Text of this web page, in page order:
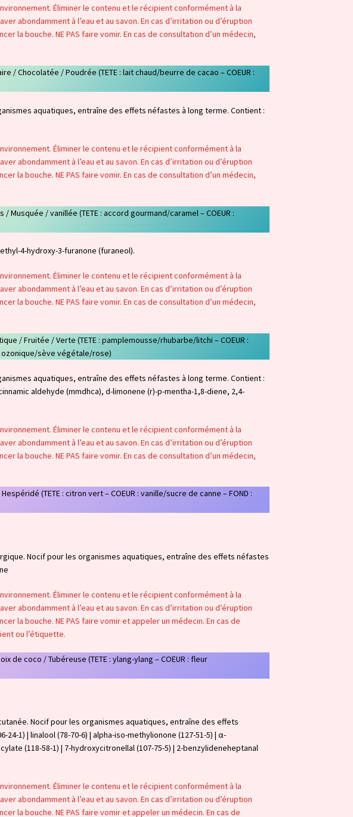
Éliminer le contenu et le récipient conformément à la
abondamment à l’eau et au savon. En cas d’irritation ou d’éruption
la bouche. NE PAS faire vomir. En cas de consultation d’un médecin,
/ Chocolatée / Poudrée (TETE : lait chaud/beurre de cacao – COEUR :
aquatiques, entraîne des effets néfastes à long terme. Contient :
Éliminer le contenu et le récipient conformément à la
abondamment à l’eau et au savon. En cas d’irritation ou d’éruption
la bouche. NE PAS faire vomir. En cas de consultation d’un médecin,
Musquée / vanillée (TETE : accord gourmand/caramel – COEUR :
4-hydroxy-3-furanone (furaneol).
Éliminer le contenu et le récipient conformément à la
abondamment à l’eau et au savon. En cas d’irritation ou d’éruption
la bouche. NE PAS faire vomir. En cas de consultation d’un médecin,
/ Fruitée / Verte (TETE : pamplemousse/rhubarbe/litchi – COEUR :
ozonique/sève végétale/rose)
aquatiques, entraîne des effets néfastes à long terme. Contient :
aldehyde (mmdhca), d-limonene (r)-p-mentha-1,8-diene, 2,4-
Éliminer le contenu et le récipient conformément à la
abondamment à l’eau et au savon. En cas d’irritation ou d’éruption
la bouche. NE PAS faire vomir. En cas de consultation d’un médecin,
(TETE : citron vert – COEUR : vanille/sucre de canne – FOND :
Nocif pour les organismes aquatiques, entraîne des effets néfastes
Éliminer le contenu et le récipient conformément à la
abondamment à l’eau et au savon. En cas d’irritation ou d’éruption
la bouche. NE PAS faire vomir et appeler un médecin. En cas de
ou l’étiquette.
de coco / Tubéreuse (TETE : ylang-ylang – COEUR : fleur
Nocif pour les organismes aquatiques, entraîne des effets
1) | linalool (78-70-6) | alpha-iso-methylionone (127-51-5) | α-
(118-58-1) | 7-hydroxycitronellal (107-75-5) | 2-benzylideneheptanal
Éliminer le contenu et le récipient conformément à la
abondamment à l’eau et au savon. En cas d’irritation ou d’éruption
la bouche. NE PAS faire vomir et appeler un médecin. En cas de